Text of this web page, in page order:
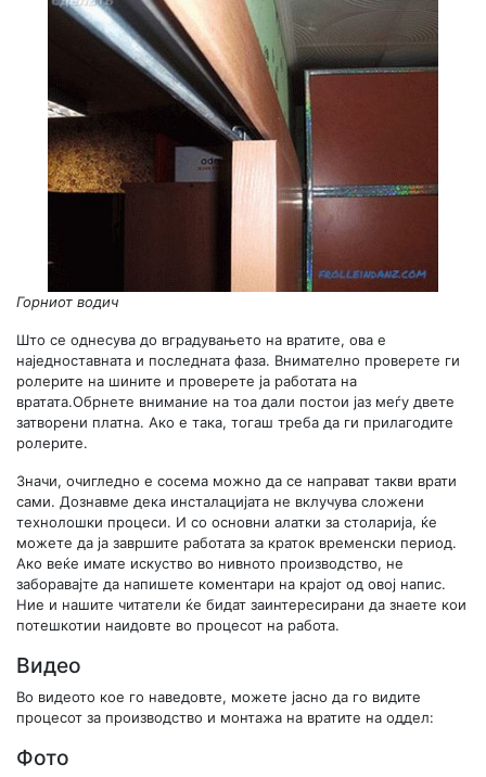
Горниот водич
Што се однесува до вградувањето на вратите, ова е
наједноставната и последната фаза. Внимателно проверете ги
ролерите на шините и проверете ја работата на
вратата.Обрнете внимание на тоа дали постои јаз меѓу двете
затворени платна. Ако е така, тогаш треба да ги прилагодите
ролерите.
Значи, очигледно е сосема можно да се направат такви врати
сами. Дознавме дека инсталацијата не вклучува сложени
технолошки процеси. И со основни алатки за столарија, ќе
можете да ја завршите работата за краток временски период.
Ако веќе имате искуство во нивното производство, не
заборавајте да напишете коментари на крајот од овој напис.
Ние и нашите читатели ќе бидат заинтересирани да знаете кои
потешкотии наидовте во процесот на работа.
Видео
Во видеото кое го наведовте, можете јасно да го видите
процесот за производство и монтажа на вратите на оддел:
Фото